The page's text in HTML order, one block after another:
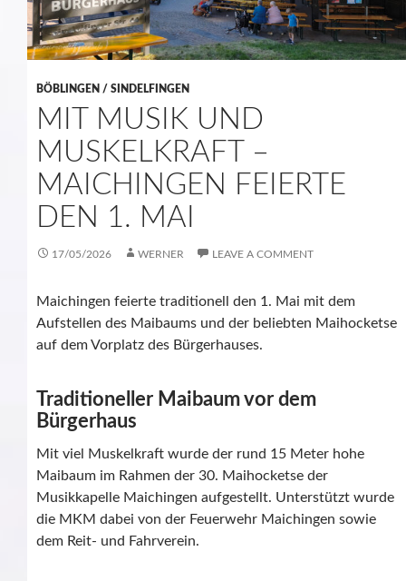
BÖBLINGEN / SINDELFINGEN
MIT MUSIK UND
MUSKELKRAFT –
MAICHINGEN FEIERTE
DEN 1. MAI
17/05/2026 WERNER LEAVE A COMMENT
Maichingen feierte traditionell den 1. Mai mit dem
Aufstellen des Maibaums und der beliebten Maihocketse
auf dem Vorplatz des Bürgerhauses.
Traditioneller Maibaum vor dem
Bürgerhaus
Mit viel Muskelkraft wurde der rund 15 Meter hohe
Maibaum im Rahmen der 30. Maihocketse der
Musikkapelle Maichingen aufgestellt. Unterstützt wurde
die MKM dabei von der Feuerwehr Maichingen sowie
dem Reit- und Fahrverein.